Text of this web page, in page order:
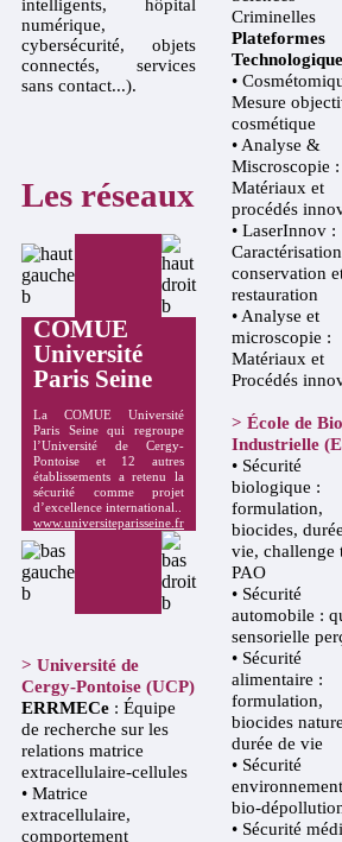
intelligents, hôpital
numérique,
cybersécurité, objets
connectés, services
sans contact...).
Les réseaux
COMUE
Université
Paris Seine
La COMUE Université
Paris Seine qui regroupe
l’Université de Cergy-
Pontoise et 12 autres
établissements a retenu la
sécurité comme projet
d’excellence international..
www.universiteparisseine.fr
> Université de
Cergy-Pontoise (UCP)
ERRMECe : Équipe
de recherche sur les
relations matrice
extracellulaire-cellules
• Matrice
extracellulaire,
comportement
Criminelles
Plateformes
•
Mesure
cosmétique
• Analyse &
Miscroscopie :
Matériaux et
procédés
• LaserInnov :
conservation
restauration
• Analyse et
microscopie :
Matériaux et
Procédés
> École de
Industrielle
• Sécurité
biologique :
formulation,
biocides,
vie, challenge
PAO
• Sécurité
automobile :
sensorielle
• Sécurité
alimentaire :
formulation,
biocides
durée de vie
• Sécurité
bio-
• Sécurité